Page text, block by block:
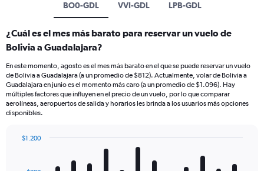
BO0-GDL VVI-GDL LPB-GDL
¿Cuál es el mes más barato para reservar un vuelo de
Bolivia a Guadalajara?
En este momento, agosto es el mes más barato en el que se puede reservar un vuelo
de Bolivia a Guadalajara (a un promedio de $812). Actualmente, volar de Bolivia a
Guadalajara en junio es el momento más caro (a un promedio de $1.096). Hay
múltiples factores que influyen en el precio de un vuelo, por lo que comparar
aerolíneas, aeropuertos de salida y horarios les brinda a los usuarios más opciones
disponibles.
with
$1.200